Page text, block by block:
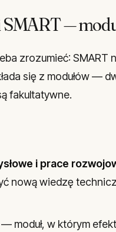
—
zrozumieć: SMART
się z modułów —
fakultatywne.
i prace
nową wiedzę
— moduł, w którym